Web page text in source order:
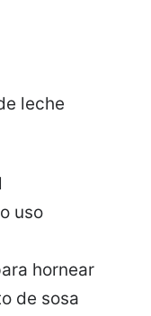
leche
uso
hornear
de sosa